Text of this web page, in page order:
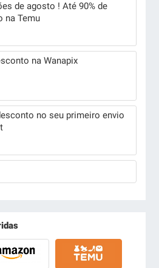
de agosto ! Até 90% de
na Temu
na Wanapix
no seu primeiro envio